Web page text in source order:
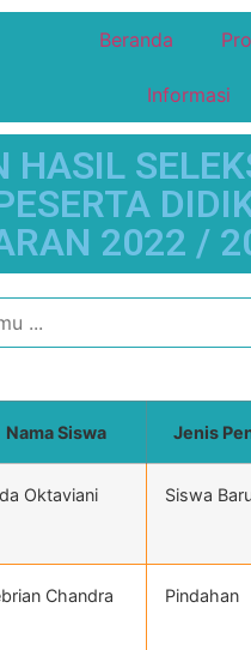
Beranda
Informasi
HASIL
2022 /
Nama Siswa Jenis
Oktaviani Siswa
Chandra Pindahan